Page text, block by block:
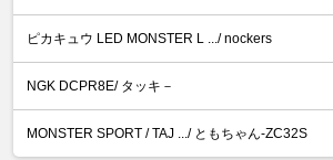
ピカキュウ LED MONSTER L .../ nockers
NGK DCPR8E/ タッキ－
MONSTER SPORT / TAJ .../ ともちゃん-ZC32S